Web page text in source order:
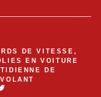
DE VITESSE,
EN VOITURE
DE